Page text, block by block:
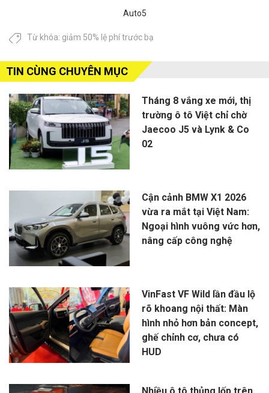
Auto5
Từ khóa: giảm 50% lệ phí trước bạ
TIN CÙNG CHUYÊN MỤC
Tháng 8 vắng xe mới, thị
trường ô tô Việt chỉ chờ
Jaecoo J5 và Lynk & Co
02
Cận cảnh BMW X1 2026
vừa ra mắt tại Việt Nam:
Ngoại hình vuông vức hơn,
nâng cấp công nghệ
VinFast VF Wild lần đầu lộ
rõ khoang nội thất: Màn
hình nhỏ hơn bản concept,
ghế chỉnh cơ, chưa có
HUD